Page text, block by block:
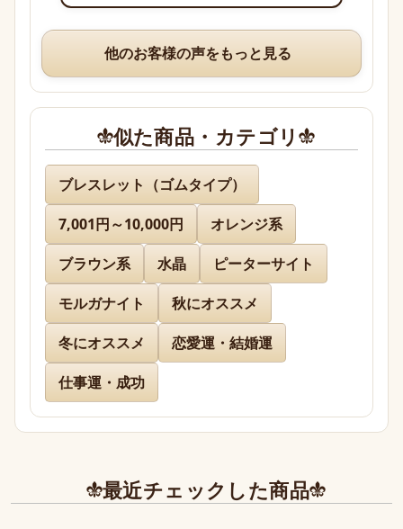
いつも、丁寧な梱包や手書きのメッセージ、そして
素敵なオマケまでありがとうございますm(*_ _)m
名無し 様
先日通販を利用させて頂きましたが迅速に対応、お
送り下さりまして有難うございました。
どのお品物も画像で見た以上に美しく、お迎えでき
て本当に嬉しかったです。
また、丁寧であたたかいお手紙やプレゼントまで同
封下さり有難うございました！感激致しました。
また今後とも利用させて頂きたく染み入りました。
他のお客様の声をもっと見る
似た商品・カテゴリ
ブレスレット（ゴムタイプ）
7,001円～10,000円
オレンジ系
ブラウン系
水晶
ピーターサイト
モルガナイト
秋にオススメ
冬にオススメ
恋愛運・結婚運
仕事運・成功
最近チェックした商品